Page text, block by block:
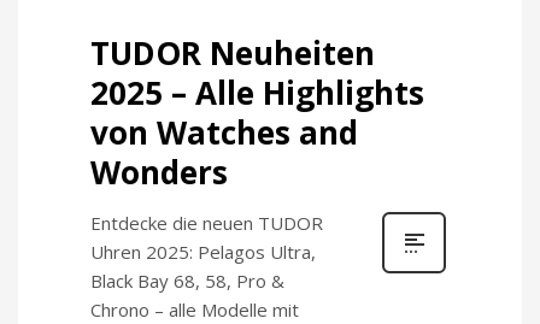
TUDOR Neuheiten
2025 – Alle Highlights
von Watches and
Wonders
Entdecke die neuen TUDOR
Uhren 2025: Pelagos Ultra,
Black Bay 68, 58, Pro &
Chrono – alle Modelle mit